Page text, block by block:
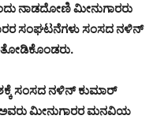
ನಾಡದೋಣಿ ಮೀನುಗಾರರು
ಸಂಘಟನೆಗಳು ಸಂಸದ ನಳಿನ್
ಸಂಸದ ನಳಿನ್ ಕುಮಾರ್
ಅವರು ಮೀನುಗಾರರ ಮನವಿಯ